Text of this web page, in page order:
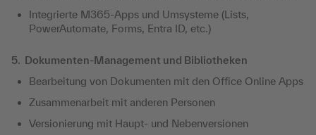
Integrierte M365-Apps und Umsysteme (Lists,
PowerAutomate, Forms, Entra ID, etc.)
5. Dokumenten-Management und Bibliotheken
Bearbeitung von Dokumenten mit den Office Online Apps
Zusammenarbeit mit anderen Personen
Versionierung mit Haupt- und Nebenversionen